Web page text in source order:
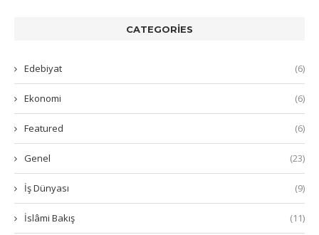
CATEGORIES
Edebiyat (6)
Ekonomi (6)
Featured (6)
Genel (23)
İş Dünyası (9)
İslâmi Bakış (11)